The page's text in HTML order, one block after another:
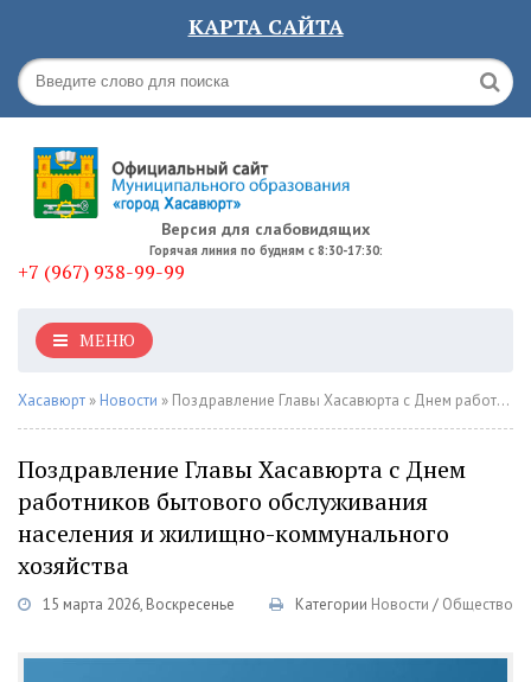
КАРТА САЙТА
Версия для слабовидящих
Горячая линия по будням с 8:30-17:30:
+7 (967) 938-99-99
МЕНЮ
Хасавюрт » Новости » Поздравление Главы Хасавюрта с Днем работников бытового обслуживания населения и жилищно-коммунального хозяйства
Поздравление Главы Хасавюрта с Днем
работников бытового обслуживания
населения и жилищно-коммунального
хозяйства
15 марта 2026, Воскресенье Категории Новости / Общество